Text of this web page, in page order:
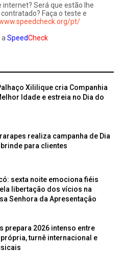
Será que estão lhe
Faça o teste e
pt/
a SpeedCheck
Xililique cria Companhia
Idade e estreia no Dia do
realiza campanha de Dia
para clientes
sexta noite emociona fiéis
libertação dos vícios na
Senhora da Apresentação
prepara 2026 intenso entre
turnê internacional e